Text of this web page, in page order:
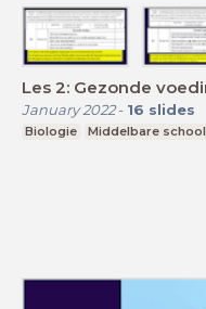
Les 2: Gezonde
January 2022- 16 slides
Biologie Middelbare school